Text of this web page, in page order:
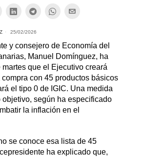
25/02/2026
y consejero de Economía del
Manuel Domínguez, ha
que el Ejecutivo creará
con 45 productos básicos
el tipo 0 de IGIC. Una medida
objetivo, según ha especificado
la inflación en el
se conoce esa lista de 45
ha explicado que,